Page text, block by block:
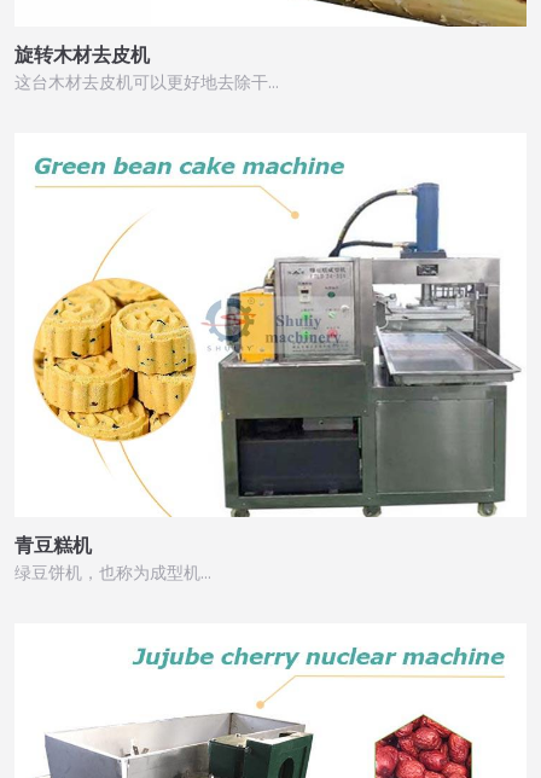
旋转木材去皮机
这台木材去皮机可以更好地去除干…
青豆糕机
绿豆饼机，也称为成型机…